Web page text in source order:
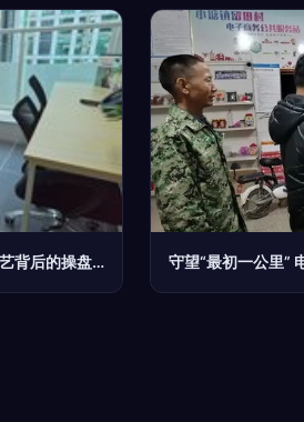
广州荔湾区文化经纪人服务 揭秘都市文艺背后的操盘手